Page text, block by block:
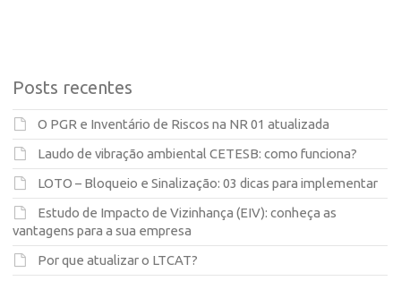
Posts recentes
O PGR e Inventário de Riscos na NR 01 atualizada
Laudo de vibração ambiental CETESB: como funciona?
LOTO – Bloqueio e Sinalização: 03 dicas para implementar
Estudo de Impacto de Vizinhança (EIV): conheça as
vantagens para a sua empresa
Por que atualizar o LTCAT?